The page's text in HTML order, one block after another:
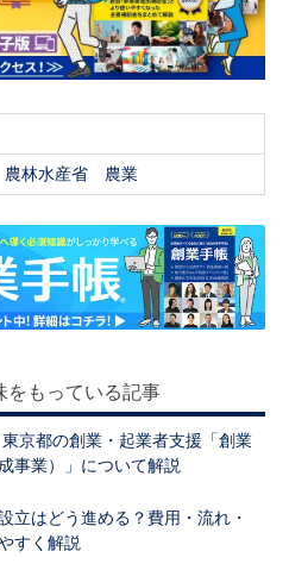
農林水産省 農業
をもっている記事
東京都の創業・起業者支援「創業
事業）」について解説
立はどう進める？費用・流れ・
すく解説